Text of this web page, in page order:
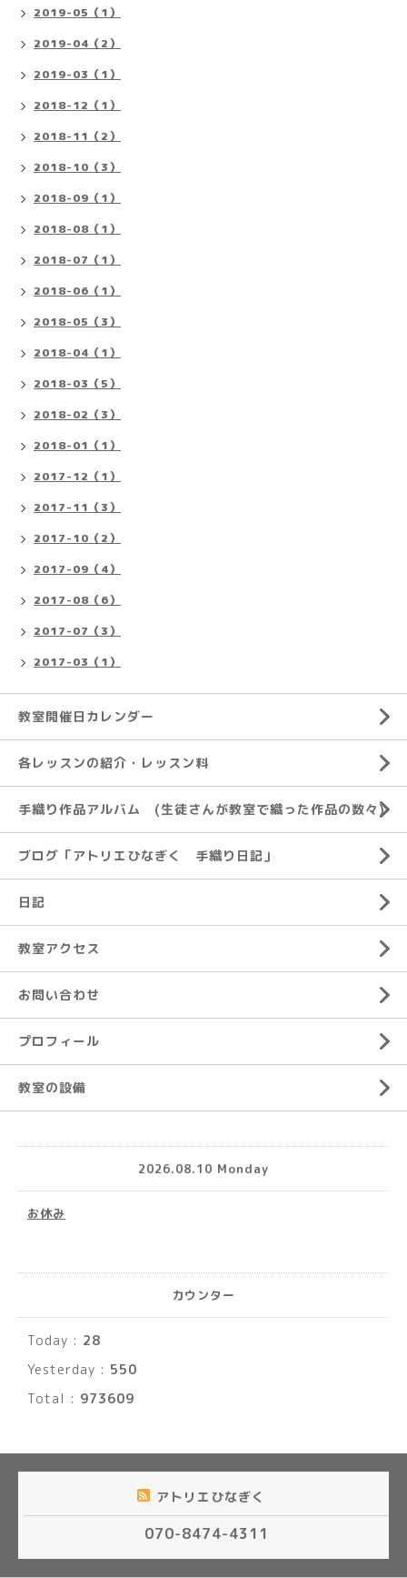
2019-05（1）
2019-04（2）
2019-03（1）
2018-12（1）
2018-11（2）
2018-10（3）
2018-09（1）
2018-08（1）
2018-07（1）
2018-06（1）
2018-05（3）
2018-04（1）
2018-03（5）
2018-02（3）
2018-01（1）
2017-12（1）
2017-11（3）
2017-10（2）
2017-09（4）
2017-08（6）
2017-07（3）
2017-03（1）
教室開催日カレンダー
各レッスンの紹介・レッスン料
手織り作品アルバム (生徒さんが教室で織った作品の数々)
ブログ「アトリエひなぎく 手織り日記」
日記
教室アクセス
お問い合わせ
プロフィール
教室の設備
2026.08.10 Monday
お休み
カウンター
Today : 28
Yesterday : 550
Total : 973609
アトリエひなぎく
070-8474-4311